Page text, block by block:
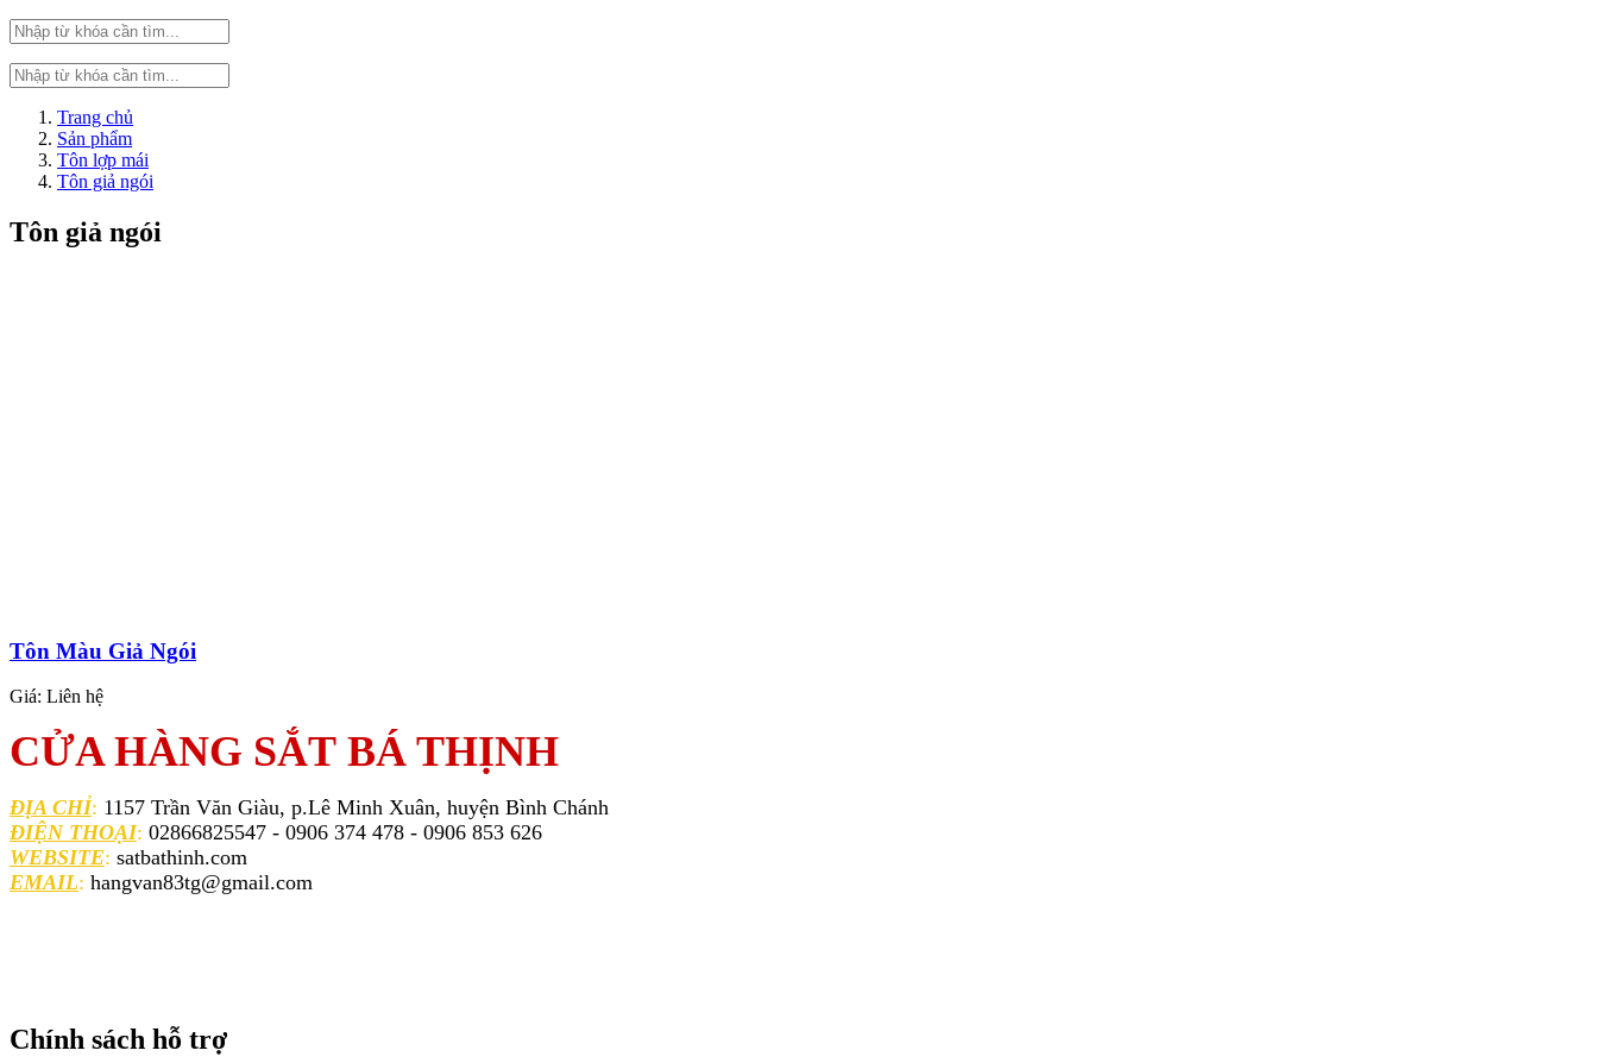
Trang chủ
Sản phẩm
Tôn lợp mái
Tôn giả ngói
Tôn giả ngói
Tôn Màu Giả Ngói
Giá: Liên hệ
CỬA HÀNG SẮT BÁ THỊNH
ĐỊA CHỈ: 1157 Trần Văn Giàu, p.Lê Minh Xuân, huyện Bình Chánh
ĐIỆN THOẠI: 02866825547 - 0906 374 478 - 0906 853 626
WEBSITE: satbathinh.com
EMAIL: hangvan83tg@gmail.com
Chính sách hỗ trợ